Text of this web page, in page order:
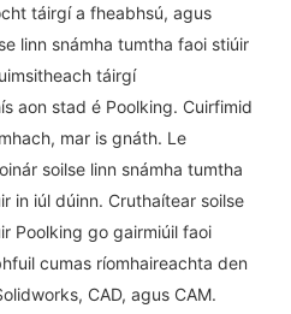
táirgí a fheabhsú, agus
linn snámha tumtha faoi stiúir
táirgí
aon stad é Poolking. Cuirfimid
mar is gnáth. Le
soilse linn snámha tumtha
in iúl dúinn. Cruthaítear soilse
Poolking go gairmiúil faoi
cumas ríomhaireachta den
CAD, agus CAM.